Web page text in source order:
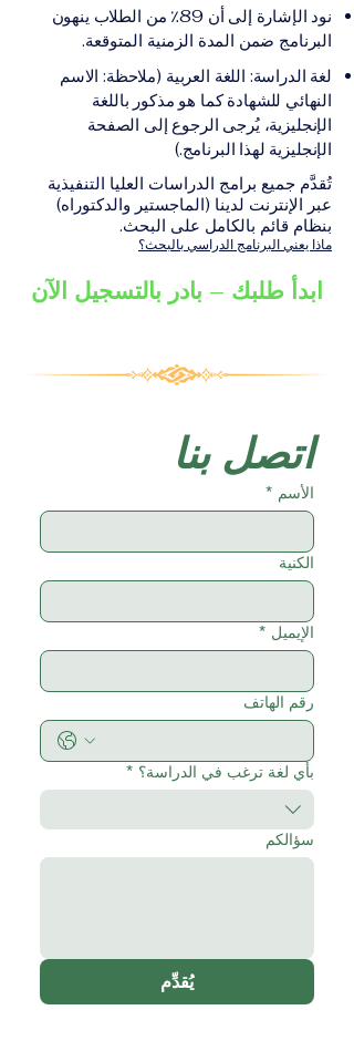
الإلكترونيقد يُطلب تقديم
مستندات إضافية حسب
البرنامج والمؤسسة التعليمية
الأكاديمية المناسبة للبرنامج،
والتي تصدر عن المؤسسة
التعليمية المسؤولة عن تقديم
البرنامج ضمن شبكة VBNN
Smart Education Group.
نود الإشارة إلى أن 89٪ من الطلاب ينهون
البرنامج ضمن المدة الزمنية المتوقعة.
لغة الدراسة: اللغة العربية (ملاحظة: الاسم
النهائي للشهادة كما هو مذكور باللغة
الإنجليزية، يُرجى الرجوع إلى الصفحة
الإنجليزية لهذا البرنامج.)
تُقدَّم جميع برامج الدراسات العليا التنفيذية
عبر الإنترنت لدينا (الماجستير والدكتوراه)
بنظام قائم بالكامل على البحث.
ماذا يعني البرنامج الدراسي بالبحث؟
ابدأ طلبك – بادر بالتسجيل الآن
اتصل بنا
الأسم *
الكنية
الإيميل *
رقم الهاتف
بأي لغة ترغب في الدراسة؟ *
سؤالكم
يُقدِّم